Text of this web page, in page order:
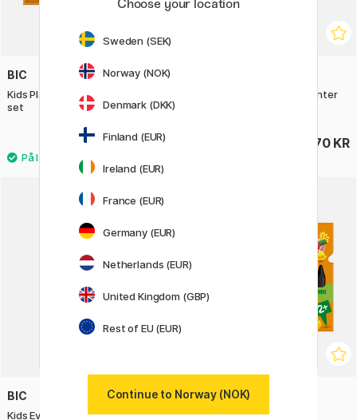
BIC
Kids Plastidecor Fargestifter 24-
set
115 KR
Kids Tropicolors Fargeblyanter
70 KR
BIC
Kids Evolution Fargeblyanter 18-
BIC
Kids Plastidecor Triangle
Choose your location
Sweden (SEK)
Norway (NOK)
Denmark (DKK)
Finland (EUR)
Ireland (EUR)
France (EUR)
Germany (EUR)
Netherlands (EUR)
United Kingdom (GBP)
Rest of EU (EUR)
Continue to Norway (NOK)